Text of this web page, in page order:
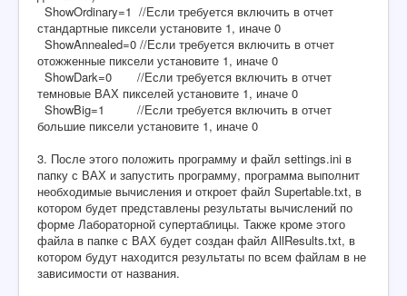
ShowOrdinary=1 //Если требуется включить в отчет
стандартные пиксели установите 1, иначе 0
ShowAnnealed=0 //Если требуется включить в отчет
отожженные пиксели установите 1, иначе 0
ShowDark=0 //Если требуется включить в отчет
темновые ВАХ пикселей установите 1, иначе 0
ShowBig=1 //Если требуется включить в отчет
большие пиксели установите 1, иначе 0
3. После этого положить программу и файл settings.ini в
папку с ВАХ и запустить программу, программа выполнит
необходимые вычисления и откроет файл Supertable.txt, в
котором будет представлены результаты вычислений по
форме Лабораторной супертаблицы. Также кроме этого
файла в папке с ВАХ будет создан файл AllResults.txt, в
котором будут находится результаты по всем файлам в не
зависимости от названия.